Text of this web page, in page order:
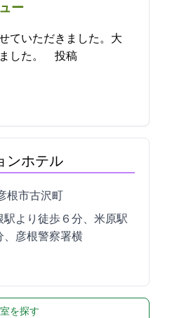
ー
ていただきました。大
09-10 02:37:57投稿
ンホテル
市古沢町677
駅より徒歩６分、米原駅
、彦根警察署横
を探す